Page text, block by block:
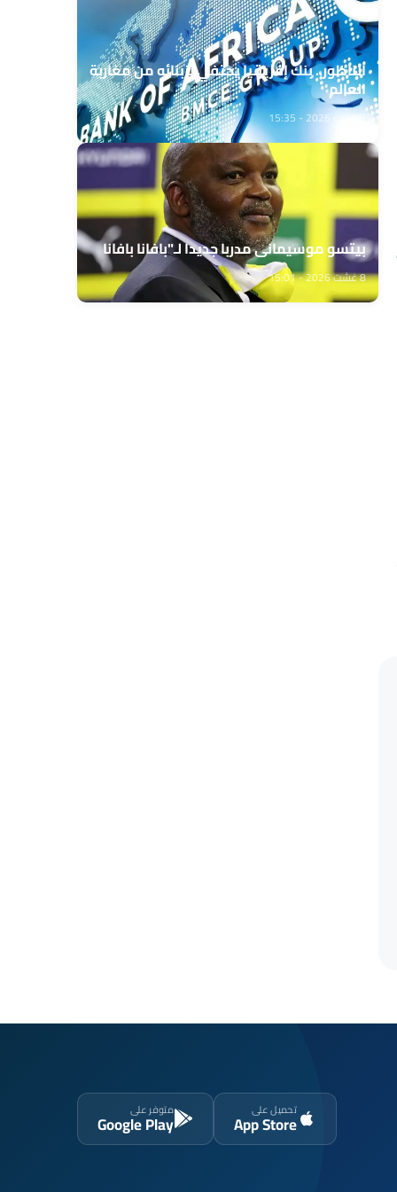
الناظور.. بنك إفريقيا يحتفي بزبنائه من مغاربة
العالم
8 غشت 2026 - 15:35
بيتسو موسيماني مدربا جديدا لـ"بافانا بافانا
8 غشت 2026 - 15:01
تحميل على
App Store
متوفر على
Google Play